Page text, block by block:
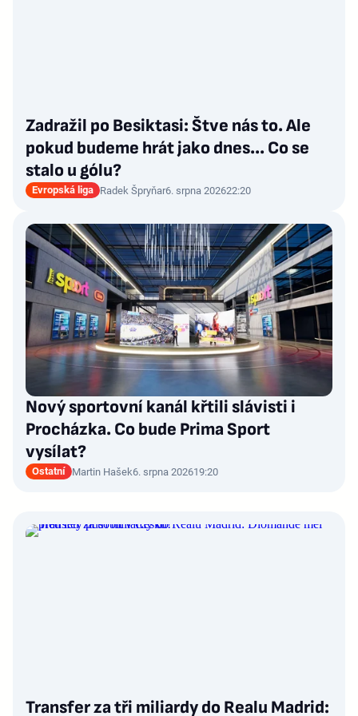
Zadražil po Besiktasi: Štve nás to. Ale
pokud budeme hrát jako dnes... Co se
stalo u gólu?
Evropská liga Radek Špryňar6. srpna 202622:20
Nový sportovní kanál křtili slávisti i
Procházka. Co bude Prima Sport
vysílat?
Ostatní Martin Hašek6. srpna 202619:20
Transfer za tři miliardy do Realu Madrid: